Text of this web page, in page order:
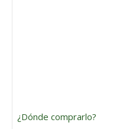
¿Dónde comprarlo?